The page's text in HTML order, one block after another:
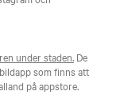
under staden.De
som finns att
på appstore.